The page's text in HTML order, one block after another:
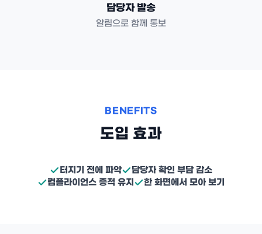
담당자 발송
알림으로 함께 통보
BENEFITS
도입 효과
터지기 전에 파악
담당자 확인 부담 감소
컴플라이언스 증적 유지
한 화면에서 모아 보기